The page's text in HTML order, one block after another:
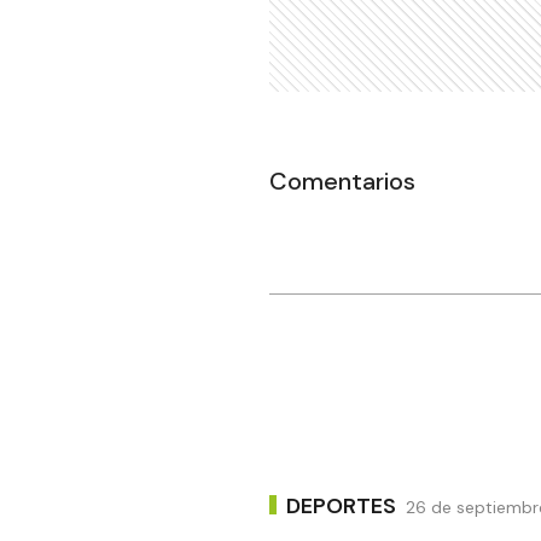
Comentarios
DEPORTES 26 de